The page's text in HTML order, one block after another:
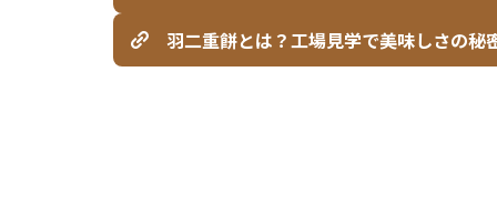
羽二重餅とは？工場見学で美味しさの秘